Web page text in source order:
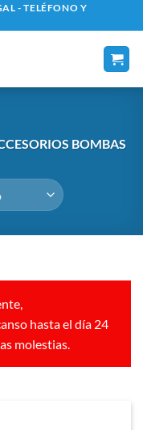
- TELÉFONO Y
BOMBAS
hasta el día 24
molestias.